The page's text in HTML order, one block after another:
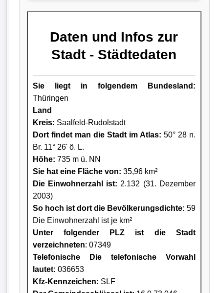
Daten und Infos zur
Stadt - Städtedaten
Sie liegt in folgendem Bundesland:
Thüringen
Land
Kreis: Saalfeld-Rudolstadt
Dort findet man die Stadt im Atlas: 50° 28 n.
Br. 11° 26' ö. L.
Höhe: 735 m ü. NN
Sie hat eine Fläche von: 35,96 km²
Die Einwohnerzahl ist: 2.132 (31. Dezember
2003)
So hoch ist dort die Bevölkerungsdichte: 59
Die Einwohnerzahl ist je km²
Unter folgender PLZ ist die Stadt
verzeichneten: 07349
Telefonische Die telefonische Vorwahl
lautet: 036653
Kfz-Kennzeichen: SLF